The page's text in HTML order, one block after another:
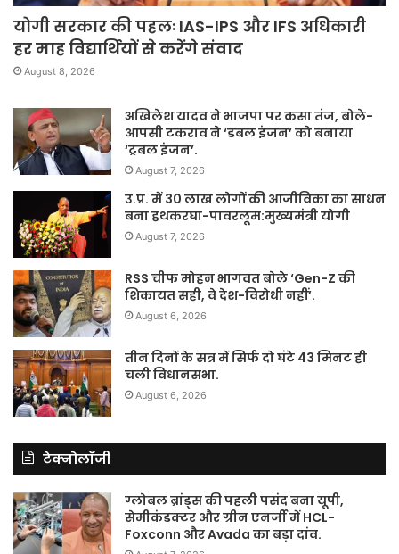
योगी सरकार की पहलः IAS-IPS और IFS अधिकारी
हर माह विद्यार्थियों से करेंगे संवाद
August 8, 2026
अखिलेश यादव ने भाजपा पर कसा तंज, बोले-
आपसी टकराव ने ‘डबल इंजन’ को बनाया
‘ट्रबल इंजन’.
August 7, 2026
उ.प्र. में 30 लाख लोगों की आजीविका का साधन
बना हथकरघा-पावरलूम:मुख्यमंत्री योगी
August 7, 2026
RSS चीफ मोहन भागवत बोले ‘Gen-Z की
शिकायत सही, वे देश-विरोधी नहीं’.
August 6, 2026
तीन दिनों के सत्र में सिर्फ दो घंटे 43 मिनट ही
चली विधानसभा.
August 6, 2026
टेक्नोलॉजी
ग्लोबल ब्रांड्स की पहली पसंद बना यूपी,
सेमीकंडक्टर और ग्रीन एनर्जी में HCL-
Foxconn और Avada का बड़ा दांव.